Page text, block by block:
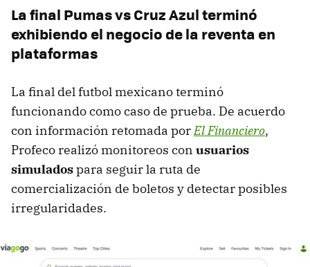
La final Pumas vs Cruz Azul terminó
exhibiendo el negocio de la reventa en
plataformas
La final del futbol mexicano terminó
funcionando como caso de prueba. De acuerdo
con información retomada porEl Financiero,
Profeco realizó monitoreos con usuarios
simuladospara seguir la ruta de
comercialización de boletos y detectar posibles
irregularidades.